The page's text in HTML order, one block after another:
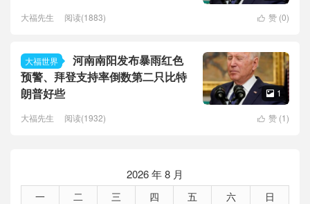
 赞 (0)
大福先生 阅读(1883)
大福世界
河南南阳发布暴雨红色
预警、拜登支持率倒数第二只比特
朗普好些
 1
 赞 (1)
大福先生 阅读(1932)
2026 年 8 月
一 二 三 四 五 六
日